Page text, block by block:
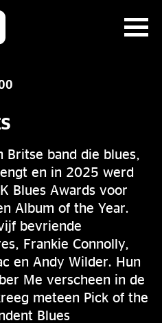
Britse band die blues,
en in 2025 werd
Blues Awards voor
Album of the Year.
bevriende
Frankie Connolly,
en Andy Wilder. Hun
Me verscheen in de
meteen Pick of the
Blues